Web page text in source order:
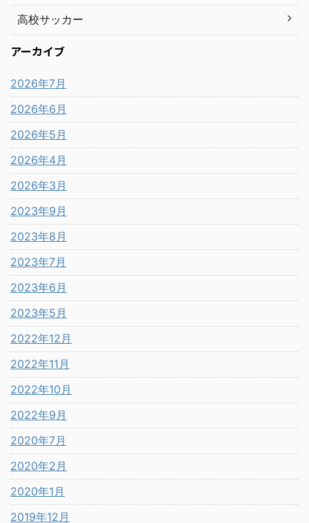
高校サッカー
アーカイブ
2026年7月
2026年6月
2026年5月
2026年4月
2026年3月
2023年9月
2023年8月
2023年7月
2023年6月
2023年5月
2022年12月
2022年11月
2022年10月
2022年9月
2020年7月
2020年2月
2020年1月
2019年12月